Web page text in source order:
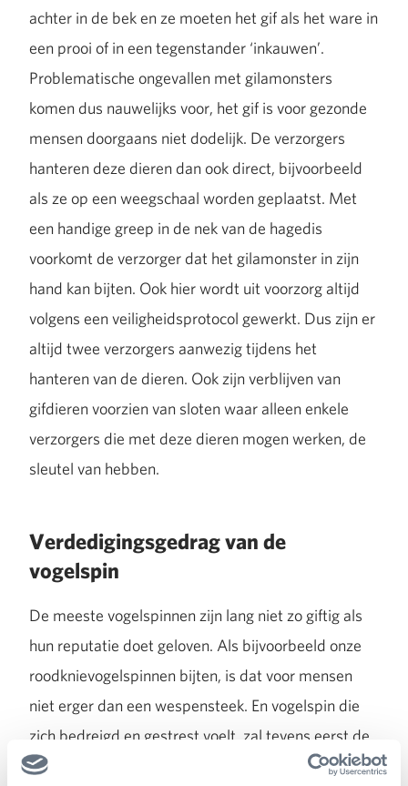
achter in de bek en ze moeten het gif als het ware in
een prooi of in een tegenstander ‘inkauwen’.
Problematische ongevallen met gilamonsters
komen dus nauwelijks voor, het gif is voor gezonde
mensen doorgaans niet dodelijk. De verzorgers
hanteren deze dieren dan ook direct, bijvoorbeeld
als ze op een weegschaal worden geplaatst. Met
een handige greep in de nek van de hagedis
voorkomt de verzorger dat het gilamonster in zijn
hand kan bijten. Ook hier wordt uit voorzorg altijd
volgens een veiligheidsprotocol gewerkt. Dus zijn er
altijd twee verzorgers aanwezig tijdens het
hanteren van de dieren. Ook zijn verblijven van
gifdieren voorzien van sloten waar alleen enkele
verzorgers die met deze dieren mogen werken, de
sleutel van hebben.
Verdedigingsgedrag van de
vogelspin
De meeste vogelspinnen zijn lang niet zo giftig als
hun reputatie doet geloven. Als bijvoorbeeld onze
roodknievogelspinnen bijten, is dat voor mensen
niet erger dan een wespensteek. En vogelspin die
zich bedreigd en gestrest voelt, zal tevens eerst de
haartjes op haar achterlijf afwerpen. Deze haartjes